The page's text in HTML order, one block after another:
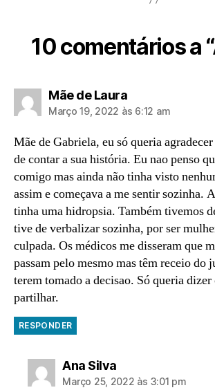
10 comentários a
Mãe de Lauradiz:
Março 19, 2022 às 6:12 am
Mãe de Gabriela, eu só queria
de contar a sua história. Eu nao penso
comigo mas ainda não tinha visto
assim e começava a me sentir sozinha.
tinha uma hidropsia. Também tivemos
tive de verbalizar sozinha, por ser
culpada. Os médicos me disseram que
passam pelo mesmo mas têm receio do
terem tomado a decisao. Só queria
partilhar.
RESPONDER
Ana Silvadiz:
Março 25, 2022 às 3:01 pm